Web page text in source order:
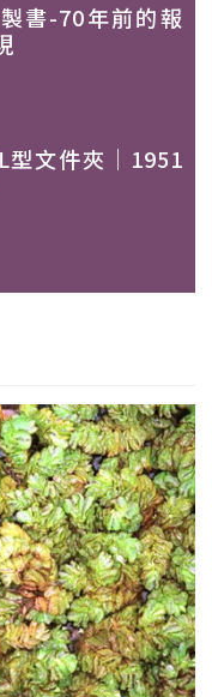
書-70年前的報
型文件夾｜1951